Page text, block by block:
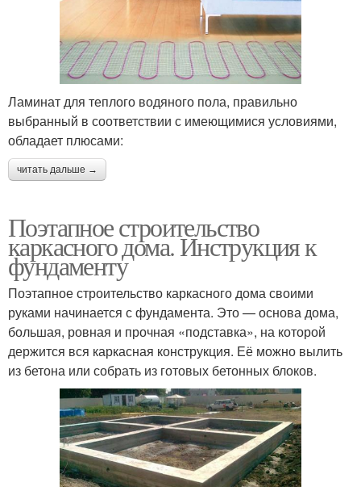
Ламинат для теплого водяного пола, правильно
выбранный в соответствии с имеющимися условиями,
обладает плюсами:
читать дальше →
Поэтапное строительство
каркасного дома. Инструкция к
фундаменту
Поэтапное строительство каркасного дома своими
руками начинается с фундамента. Это — основа дома,
большая, ровная и прочная «подставка», на которой
держится вся каркасная конструкция. Её можно вылить
из бетона или собрать из готовых бетонных блоков.